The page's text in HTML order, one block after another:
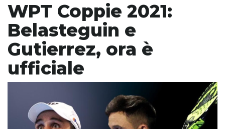
WPT Coppie 2021:
Belasteguin e
Gutierrez, ora è
ufficiale